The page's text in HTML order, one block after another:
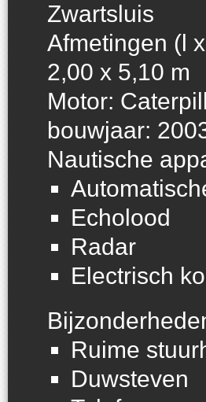
Zwartsluis
Afmetingen (l
2,00 x 5,10 m
Motor:
bouwjaar:
Nautische
Echolood
Radar
Electrisch
Ruime
Duwsteven